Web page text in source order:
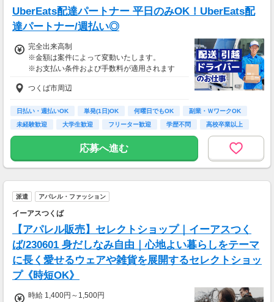
70歳以降では低負荷業務や季節により
相談の上短時間勤務をすることもあるため
＜月収例＞
月収26万円可能
（日給1万3,000円××月20日勤務）
UberEats配達パートナー 平日のみOK！UberEats配
達パートナー/週払い◎
完全出来高制
※金額は案件によって変動いたします。
※お支払い条件および手数料が適用されます
つくば市周辺
日払い・週払いOK 単発(1日)OK 何曜日でもOK
副業・ＷワークOK
未経験歓迎
大学生歓迎 フリーター歓迎 学歴不問 高校卒業以上
応募へ進む
派遣 アパレル・ファッション
イーアスつくば
【アパレル販売】セレクトショップ｜イーアスつく
ば/230601 身だしなみ自由｜心地よい暮らしをテーマ
に長く愛せるウェアや雑貨を展開するセレクトショッ
プ《時短OK》
時給 1,400円～1,500円